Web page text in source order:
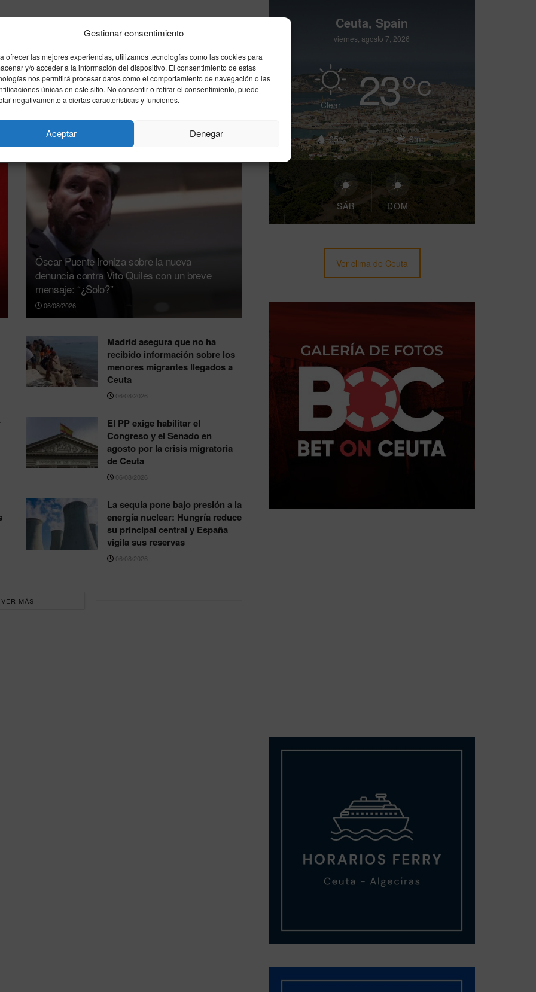
Gestionar consentimiento
ofrecer las mejores experiencias, utilizamos tecnologías como las cookies para
y/o acceder a la información del dispositivo. El consentimiento de estas
nos permitirá procesar datos como el comportamiento de navegación o las
únicas en este sitio. No consentir o retirar el consentimiento, puede
negativamente a ciertas características y funciones.
Aceptar Denegar
Siguiente noticia
Deporte aprueba la construcción de una
millonaria pista de atletismo en Ceuta
Óscar Puente ironiza sobre la nueva
denuncia contra Vito Quiles con un breve
mensaje: “¿Solo?”
06/08/2026
Madrid asegura que no ha
recibido información sobre los
menores migrantes llegados a
Ceuta
06/08/2026
El PP exige habilitar el
Congreso y el Senado en
agosto por la crisis migratoria
de Ceuta
06/08/2026
La sequía pone bajo presión a la
energía nuclear: Hungría reduce
su principal central y España
vigila sus reservas
06/08/2026
VER MÁS
Ceuta, Spain
viernes, agosto 7, 2026
Clear 23°C
65% 9mh
SÁB DOM
Ver clima de Ceuta